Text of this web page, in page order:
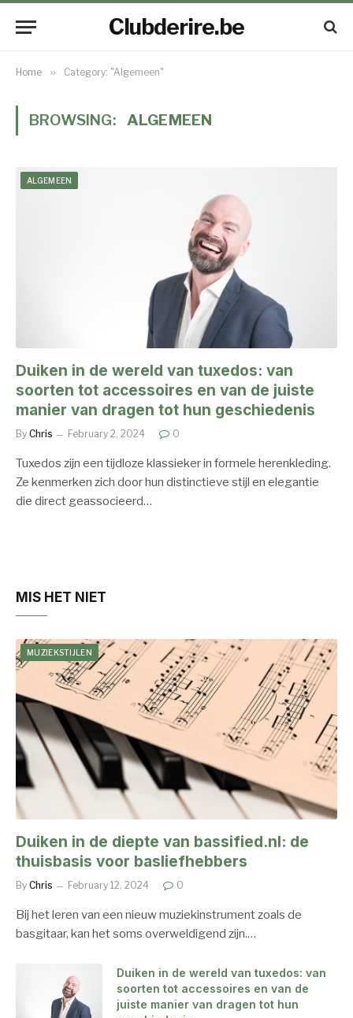
Clubderire.be
Home » Category: "Algemeen"
BROWSING: ALGEMEEN
ALGEMEEN
Duiken in de wereld van tuxedos: van
soorten tot accessoires en van de juiste
manier van dragen tot hun geschiedenis
By Chris February 2, 2024 0
Tuxedos zijn een tijdloze klassieker in formele herenkleding.
Ze kenmerken zich door hun distinctieve stijl en elegantie
die direct geassocieerd…
MIS HET NIET
MUZIEKSTIJLEN
Duiken in de diepte van bassified.nl: de
thuisbasis voor basliefhebbers
By Chris February 12, 2024 0
Bij het leren van een nieuw muziekinstrument zoals de
basgitaar, kan het soms overweldigend zijn.…
Duiken in de wereld van tuxedos: van
soorten tot accessoires en van de
juiste manier van dragen tot hun